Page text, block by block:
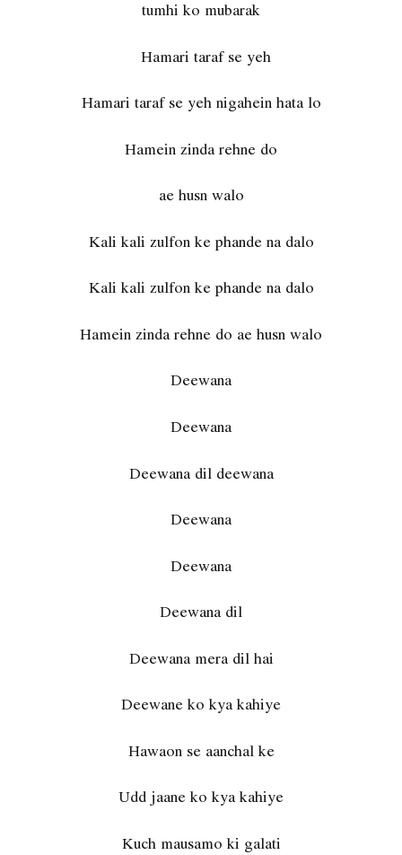
tumhi ko mubarak
Hamari taraf se yeh
Hamari taraf se yeh nigahein hata lo
Hamein zinda rehne do
ae husn walo
Kali kali zulfon ke phande na dalo
Kali kali zulfon ke phande na dalo
Hamein zinda rehne do ae husn walo
Deewana
Deewana
Deewana dil deewana
Deewana
Deewana
Deewana dil
Deewana mera dil hai
Deewane ko kya kahiye
Hawaon se aanchal ke
Udd jaane ko kya kahiye
Kuch mausamo ki galati